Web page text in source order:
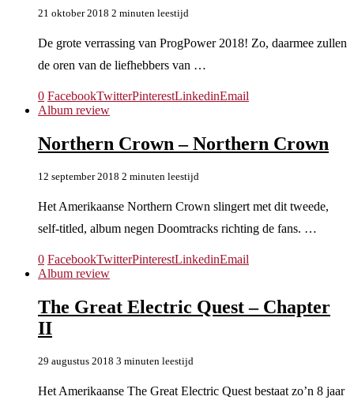
21 oktober 2018 2 minuten leestijd
De grote verrassing van ProgPower 2018! Zo, daarmee zullen
de oren van de liefhebbers van …
0 FacebookTwitterPinterestLinkedinEmail
Album review
Northern Crown – Northern Crown
12 september 2018 2 minuten leestijd
Het Amerikaanse Northern Crown slingert met dit tweede,
self-titled, album negen Doomtracks richting de fans. …
0 FacebookTwitterPinterestLinkedinEmail
Album review
The Great Electric Quest – Chapter
II
29 augustus 2018 3 minuten leestijd
Het Amerikaanse The Great Electric Quest bestaat zo’n 8 jaar